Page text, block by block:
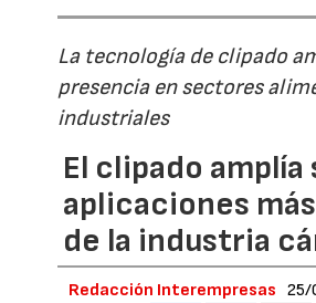
La tecnología de clipado
presencia en sectores
industriales
El clipado amplía
aplicaciones
de la industria
Redacción Interempresas 25/